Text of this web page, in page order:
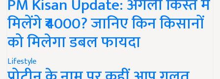
मिलेंगे ₹4000? जानिए किन किसानों
को मिलेगा डबल फायदा
Lifestyle